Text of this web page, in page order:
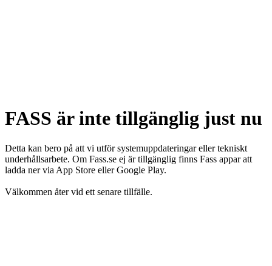
FASS är inte tillgänglig just nu
Detta kan bero på att vi utför systemuppdateringar eller tekniskt
underhållsarbete. Om Fass.se ej är tillgänglig finns Fass appar att
ladda ner via App Store eller Google Play.
Välkommen åter vid ett senare tillfälle.